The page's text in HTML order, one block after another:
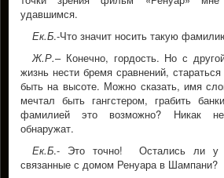
удавшимся.
Ек.Б.-Что значит носить такую
Ж.Р.– Конечно, гордость. Но с
жизнь нести бремя сравнений,
быть на высоте. Можно сказать, имя
мечтал быть гангстером, грабить
фамилией это возможно? Никак
обнаружат.
Ек.Б.- Это точно! Остались ли у
связанные с домом Ренуара в Шампани?